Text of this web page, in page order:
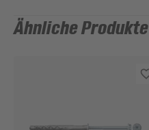
Ähnliche Produkte